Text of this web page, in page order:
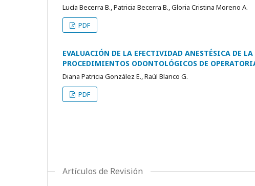
Lucía Becerra B., Patricia Becerra B., Gloria Cristina Moreno A.
PDF
EVALUACIÓN DE LA EFECTIVIDAD ANESTÉSICA DE
PROCEDIMIENTOS ODONTOLÓGICOS DE
Diana Patricia González E., Raúl Blanco G.
PDF
Artículos de Revisión